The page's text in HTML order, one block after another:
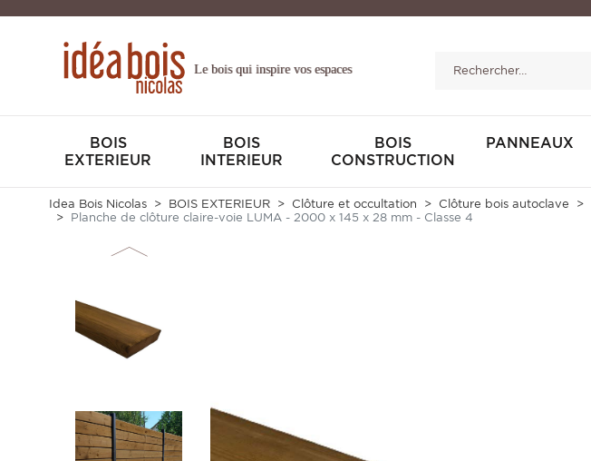
Le bois qui inspire vos espaces
BOIS
EXTERIEUR
BOIS
INTERIEUR
BOIS
CONSTRUCTION
PANNEAUX
Idea Bois Nicolas BOIS EXTERIEUR Clôture et occultation Clôture bois autoclave
Planche de clôture claire-voie LUMA - 2000 x 145 x 28 mm - Classe 4